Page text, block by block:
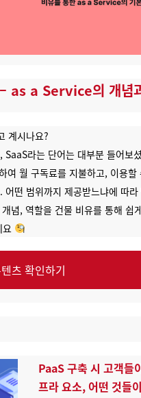
as a Service의 개념
계시나요?
라는 단어는 대부분 들어보
여 월 구독료를 지불하고, 이용
어떤 범위까지 제공받느냐에 따
념, 역할을 건물 비유를 통해 쉽
요
츠 확인하기
PaaS 구축 시 고객들
프라 요소, 어떤 것들